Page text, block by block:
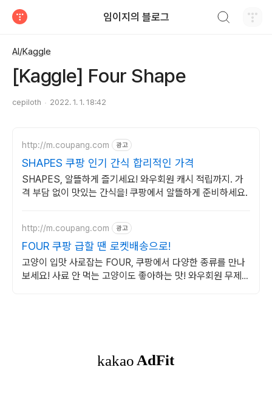
임이지의 블로그
AI/Kaggle
[Kaggle] Four Shape
cepiloth 2022. 1. 1. 18:42
http://m.coupang.com 광고
SHAPES 쿠팡 인기 간식 합리적인 가격
SHAPES, 알뜰하게 즐기세요! 와우회원 캐시 적립까지. 가
격 부담 없이 맛있는 간식을! 쿠팡에서 알뜰하게 준비하세요.
http://m.coupang.com 광고
FOUR 쿠팡 급할 땐 로켓배송으로!
고양이 입맛 사로잡는 FOUR, 쿠팡에서 다양한 종류를 만나
보세요! 사료 안 먹는 고양이도 좋아하는 맛! 와우회원 무제한